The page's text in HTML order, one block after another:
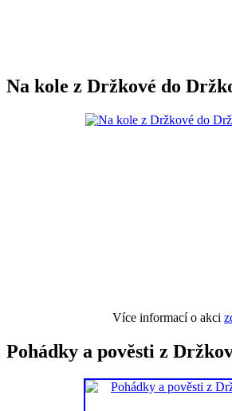
Na kole z Držkové do
Více informací o akci
Pohádky a pověsti z